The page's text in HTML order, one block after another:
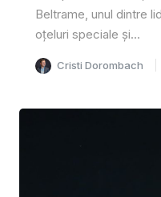
Beltrame, unul dintre
oțeluri speciale și...
Cristi Dorombach